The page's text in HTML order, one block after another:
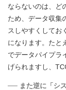
ならないのは、ど
ため、データ収集
スしやすくしてお
になります。たと
でデータパイプラ
げられますし、
── また逆に「シ